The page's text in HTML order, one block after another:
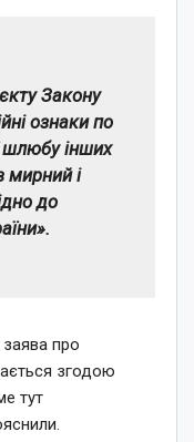
Закону
ознаки по
шлюбу інших
мирний і
до
про
згодою
тут